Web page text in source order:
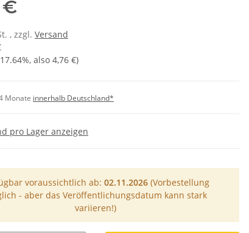
€
, zzgl. Versand
17.64%, also 4,76 €)
Monate innerhalb Deutschland*
pro Lager anzeigen
voraussichtlich ab: 02.11.2026 (Vorbestellung
- aber das Veröffentlichungsdatum kann stark
variieren!)